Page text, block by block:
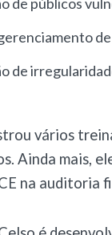
de
vários
Ainda mais,
na auditoria